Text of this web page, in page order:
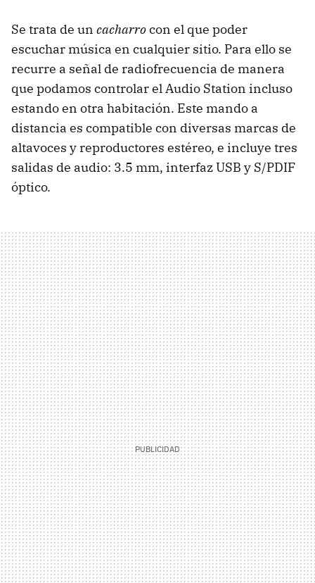
Se trata de un cacharrocon el que poder
escuchar música en cualquier sitio. Para ello se
recurre a señal de radiofrecuencia de manera
que podamos controlar el Audio Station incluso
estando en otra habitación. Este mando a
distancia es compatible con diversas marcas de
altavoces y reproductores estéreo, e incluye tres
salidas de audio: 3.5 mm, interfazUSB y S/PDIF
óptico.